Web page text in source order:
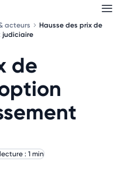
acteurs
Hausse des prix de
judiciaire
de
: 1 min